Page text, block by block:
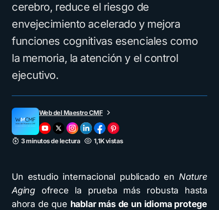
cerebro, reduce el riesgo de
envejecimiento acelerado y mejora
funciones cognitivas esenciales como
la memoria, la atención y el control
ejecutivo.
Web del Maestro CMF
3 minutos de lectura 1,1K vistas
Un estudio internacional publicado en Nature
Aging ofrece la prueba más robusta hasta
ahora de que hablar más de un idioma protege